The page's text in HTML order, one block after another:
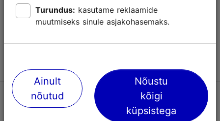
Uudiskiri
Visit Tallinna uudiskirjadest leiate infot sündmuste, uute
Abi
Turundus:
muutmiseks sinule asjakohasemaks.
Ainult
nõutud
Nõustu
kõigi
küpsistega